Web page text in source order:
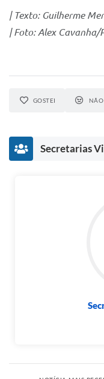
| Texto: Guilherme
| Foto: Alex Cavanha/
GOSTEI NÃO
Secretarias